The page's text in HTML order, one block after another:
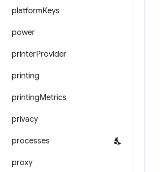
platformKeys
power
printerProvider
printing
printingMetrics
privacy
processes
proxy